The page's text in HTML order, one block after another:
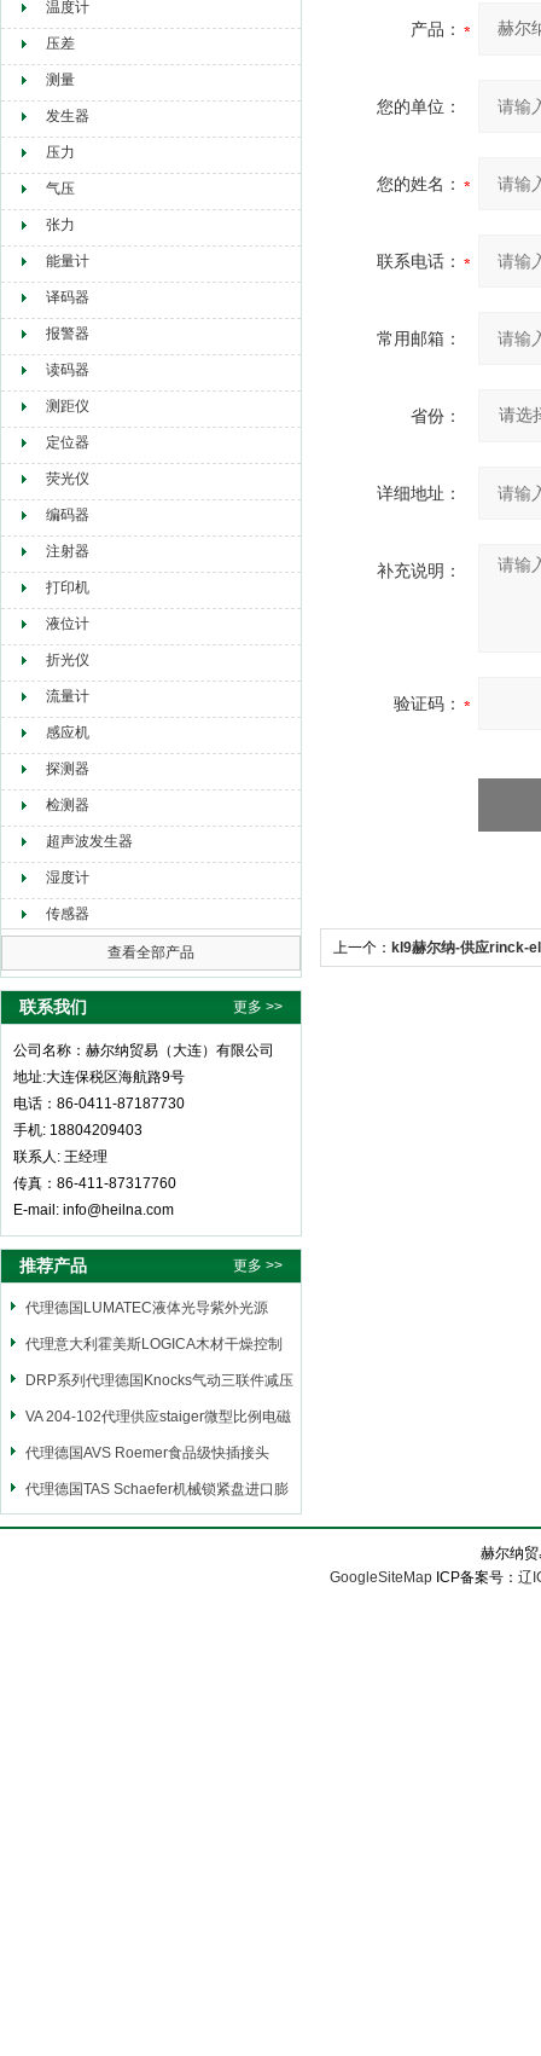
温度计
压差
测量
发生器
压力
气压
张力
能量计
译码器
报警器
读码器
测距仪
定位器
荧光仪
编码器
注射器
打印机
液位计
折光仪
流量计
感应机
探测器
检测器
超声波发生器
湿度计
传感器
查看全部产品
联系我们 更多 >>
公司名称：赫尔纳贸易（大连）有限公司
地址:大连保税区海航路9号
电话：86-0411-87187730
手机: 18804209403
联系人: 王经理
传真：86-411-87317760
E-mail: info@heilna.com
推荐产品 更多 >>
代理德国LUMATEC液体光导紫外光源
代理意大利霍美斯LOGICA木材干燥控制
仪
DRP系列代理德国Knocks气动三联件减压
阀
VA 204-102代理供应staiger微型比例电磁
阀
代理德国AVS Roemer食品级快插接头
代理德国TAS Schaefer机械锁紧盘进口膨
胀套
产品：
您的单位：
您的姓名：
联系电话：
常用邮箱：
省份：
详细地址：
补充说明：
验证码：
上一个： kl9赫尔纳-供应rinck-
赫尔纳
GoogleSiteMap ICP备案号：辽